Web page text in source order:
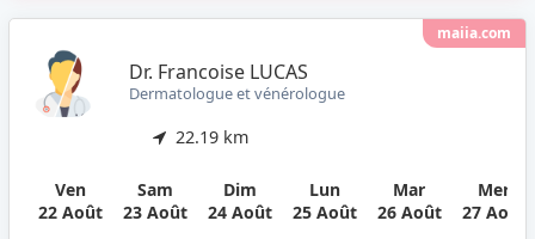
maiia.com
Dr. Francoise LUCAS
Dermatologue et vénérologue
22.19 km
Ven
22 Août
Sam
23 Août
Dim
24 Août
Lun
25 Août
Mar
26 Août
Mer
27 Août